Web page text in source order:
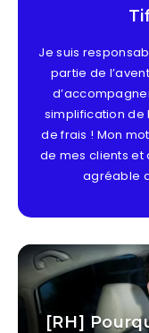
Je suis
partie de
simplification de
de frais ! Mon
de mes clients et
agréable
[RH]